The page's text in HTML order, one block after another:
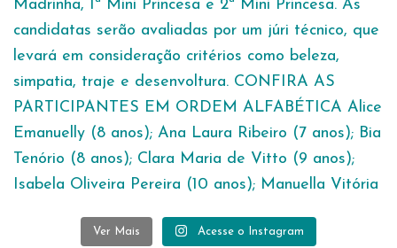
Ver Mais Acesse o Instagram